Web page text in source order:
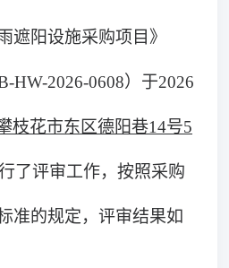
遮阳设施采购项目》
HW-2026-0608）于2026
枝花市东区德阳巷14号5
了评审工作，按照采购
准的规定，评审结果如